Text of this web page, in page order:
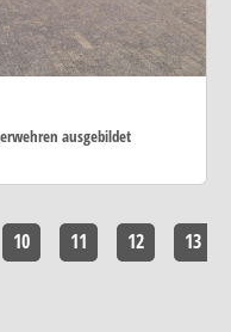
ausgebildet
10 11 12 13